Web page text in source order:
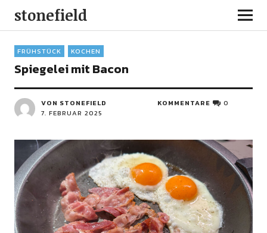
stonefield
FRÜHSTÜCK KOCHEN
Spiegelei mit Bacon
VON STONEFIELD
7. FEBRUAR 2025
KOMMENTARE 0